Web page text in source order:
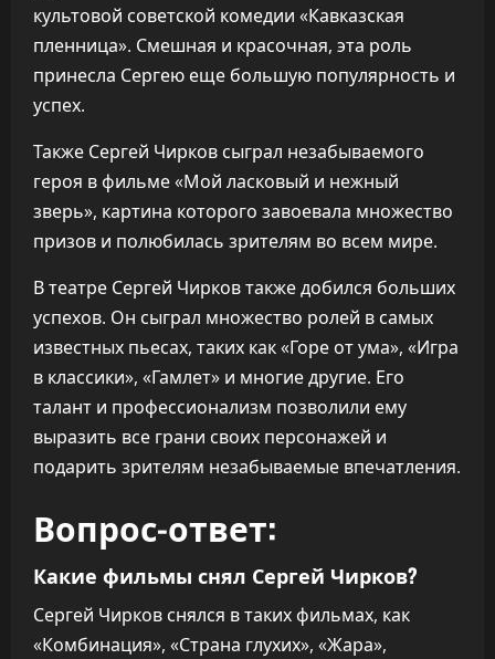
культовой советской комедии «Кавказская
пленница». Смешная и красочная, эта роль
принесла Сергею еще большую популярность и
успех.
Также Сергей Чирков сыграл незабываемого
героя в фильме «Мой ласковый и нежный
зверь», картина которого завоевала множество
призов и полюбилась зрителям во всем мире.
В театре Сергей Чирков также добился больших
успехов. Он сыграл множество ролей в самых
известных пьесах, таких как «Горе от ума», «Игра
в классики», «Гамлет» и многие другие. Его
талант и профессионализм позволили ему
выразить все грани своих персонажей и
подарить зрителям незабываемые впечатления.
Вопрос-ответ:
Какие фильмы снял Сергей Чирков?
Сергей Чирков снялся в таких фильмах, как
«Комбинация», «Страна глухих», «Жара»,